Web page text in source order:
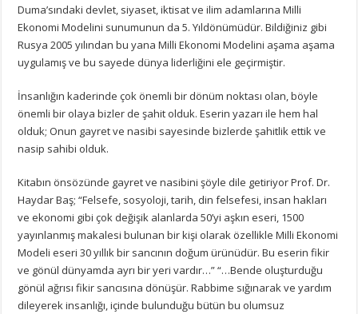
Duma’sındaki devlet, siyaset, iktisat ve ilim adamlarına Milli
Ekonomi Modelini sunumunun da 5. Yıldönümüdür. Bildiğiniz gibi
Rusya 2005 yılından bu yana Milli Ekonomi Modelini aşama aşama
uygulamış ve bu sayede dünya liderliğini ele geçirmiştir.
İnsanlığın kaderinde çok önemli bir dönüm noktası olan, böyle
önemli bir olaya bizler de şahit olduk. Eserin yazarı ile hem hal
olduk; Onun gayret ve nasibi sayesinde bizlerde şahitlik ettik ve
nasip sahibi olduk.
Kitabın önsözünde gayret ve nasibini şöyle dile getiriyor Prof. Dr.
Haydar Baş; “Felsefe, sosyoloji, tarih, din felsefesi, insan hakları
ve ekonomi gibi çok değişik alanlarda 50’yi aşkın eseri, 1500
yayınlanmış makalesi bulunan bir kişi olarak özellikle Milli Ekonomi
Modeli eseri 30 yıllık bir sancının doğum ürünüdür. Bu eserin fikir
ve gönül dünyamda ayrı bir yeri vardır…” “…Bende oluşturduğu
gönül ağrısı fikir sancısına dönüşür. Rabbime sığınarak ve yardım
dileyerek insanlığı, içinde bulunduğu bütün bu olumsuz